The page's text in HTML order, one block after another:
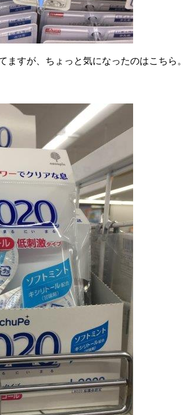
すが、ちょっと気になったのはこちら。